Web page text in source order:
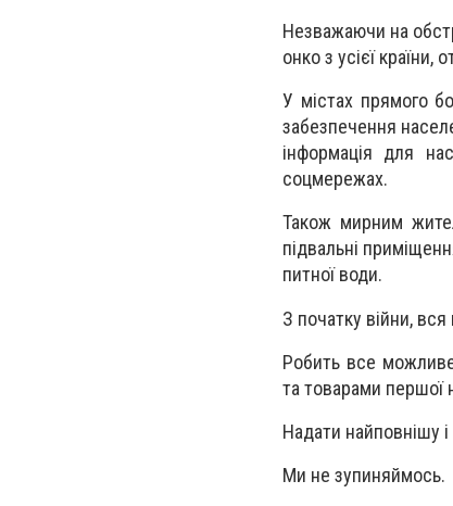
Незважаючи на
онко з усієї країни,
У містах прямого
забезпечення
інформація для
соцмережах.
Також мирним
підвальні
питної води.
З початку війни,
Робить все
та товарами першої
Надати найповнішу
Ми не зупиняймось.